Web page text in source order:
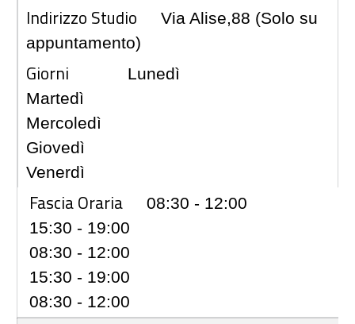
Indirizzo Studio
Via Alise,88 (Solo su
appuntamento)
Giorni
Lunedì
Martedì
Mercoledì
Giovedì
Venerdì
Fascia Oraria
08:30 - 12:00
15:30 - 19:00
08:30 - 12:00
15:30 - 19:00
08:30 - 12:00